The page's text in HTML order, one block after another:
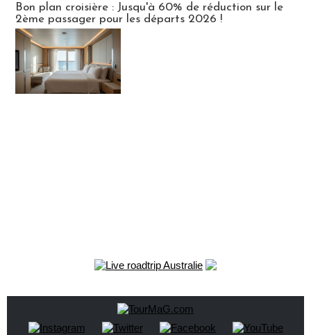
Bon plan croisière : Jusqu'à 60% de réduction sur le
2ème passager pour les départs 2026 !